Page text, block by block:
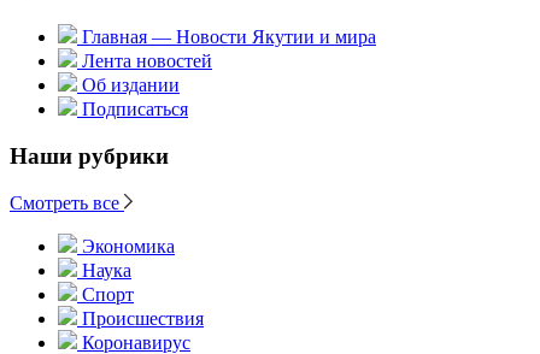
Главная — Новости Якутии и мира
Лента новостей
Об издании
Подписаться
Наши рубрики
Смотреть все
Экономика
Наука
Спорт
Происшествия
Коронавирус